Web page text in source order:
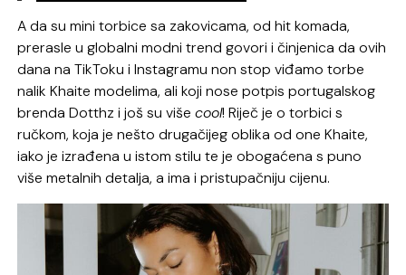
A da su mini torbice sa zakovicama, od hit komada,
prerasle u globalni modni trend govori i činjenica da ovih
dana na TikToku i Instagramu non stop viđamo torbe
nalik Khaite modelima, ali koji nose potpis portugalskog
brenda Dotthz i još su višecool! Riječ je o torbici s
ručkom, koja je nešto drugačijeg oblika od one Khaite,
iako je izrađena u istom stilu te je obogaćena s puno
više metalnih detalja, a ima i pristupačniju cijenu.